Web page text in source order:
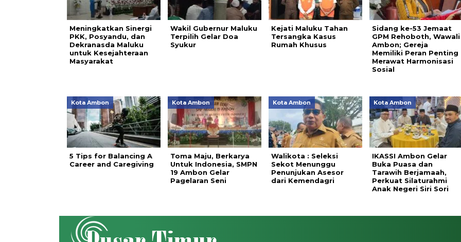
Meningkatkan Sinergi
PKK, Posyandu, dan
Dekranasda Maluku
untuk Kesejahteraan
Masyarakat
Wakil Gubernur Maluku
Terpilih Gelar Doa
Syukur
Kejati Maluku Tahan
Tersangka Kasus
Rumah Khusus
Sidang ke-53 Jemaat
GPM Rehoboth, Wawali
Ambon; Gereja
Memiliki Peran Penting
Merawat Harmonisasi
Sosial
Kota Ambon
5 Tips for Balancing A
Career and Caregiving
Kota Ambon
Toma Maju, Berkarya
Untuk Indonesia, SMPN
19 Ambon Gelar
Pagelaran Seni
Kota Ambon
Walikota : Seleksi
Sekot Menunggu
Penunjukan Asesor
dari Kemendagri
Kota Ambon
IKASSI Ambon Gelar
Buka Puasa dan
Tarawih Berjamaah,
Perkuat Silaturahmi
Anak Negeri Siri Sori